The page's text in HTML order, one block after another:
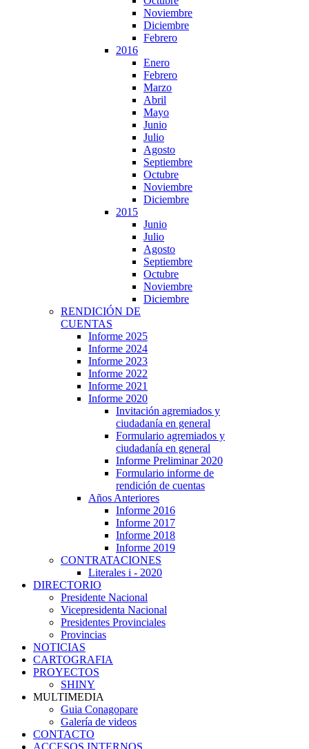
Noviembre
Diciembre
Febrero
2016
Enero
Febrero
Marzo
Abril
Mayo
Junio
Julio
Agosto
Septiembre
Octubre
Noviembre
Diciembre
2015
Junio
Julio
Agosto
Septiembre
Octubre
Noviembre
Diciembre
RENDICIÓN DE
CUENTAS
Informe 2025
Informe 2024
Informe 2023
Informe 2022
Informe 2021
Informe 2020
Invitación agremiados y
ciudadanía en general
Formulario agremiados y
ciudadanía en general
Informe Preliminar 2020
Formulario informe de
rendición de cuentas
Años Anteriores
Informe 2016
Informe 2017
Informe 2018
Informe 2019
CONTRATACIONES
Literales i - 2020
DIRECTORIO
Presidente Nacional
Vicepresidenta Nacional
Presidentes Provinciales
Provincias
NOTICIAS
CARTOGRAFIA
PROYECTOS
SHINY
MULTIMEDIA
Guia Conagopare
Galería de videos
CONTACTO
ACCESOS INTERNOS